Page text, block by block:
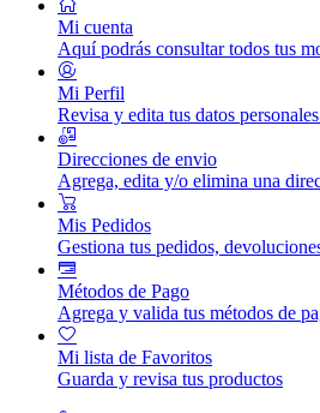
Mi cuenta
Aquí podrás consultar todos tus
Mi Perfil
Revisa y edita tus datos
Direcciones de envio
Agrega, edita y/o elimina una
Mis Pedidos
Gestiona tus pedidos,
Métodos de Pago
Agrega y valida tus métodos de
Mi lista de Favoritos
Guarda y revisa tus productos